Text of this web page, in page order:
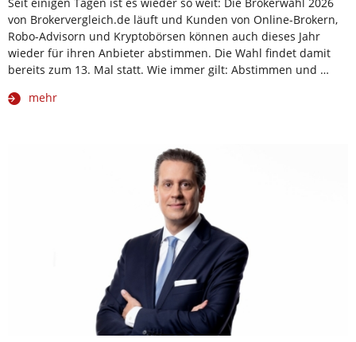
Seit einigen Tagen ist es wieder so weit: Die Brokerwahl 2026
von Brokervergleich.de läuft und Kunden von Online-Brokern,
Robo-Advisorn und Kryptobörsen können auch dieses Jahr
wieder für ihren Anbieter abstimmen. Die Wahl findet damit
bereits zum 13. Mal statt. Wie immer gilt: Abstimmen und …
mehr